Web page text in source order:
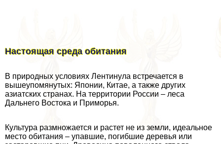
Настоящая среда обитания
В природных условиях Лентинула встречается в
вышеупомянутых: Японии, Китае, а также других
азиатских странах. На территории России – леса
Дальнего Востока и Приморья.
Культура размножается и растет не из земли, идеальное
место обитания – упавшие, погибшие деревья или